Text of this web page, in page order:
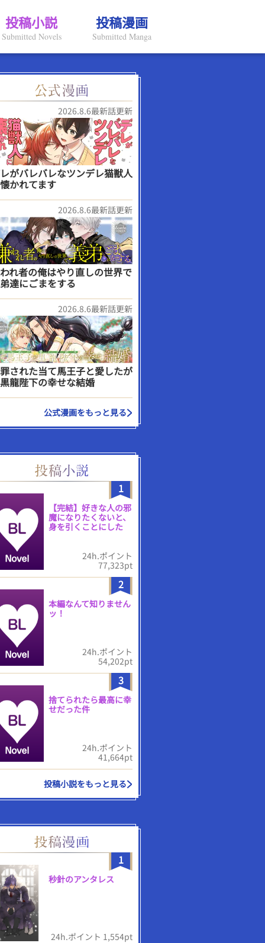
投稿小説
Submitted Novels
投稿漫画
Submitted Manga
2026.8.6最新話更新
がバレバレなツンデレ猫獣人
かれてます
2026.8.6最新話更新
れ者の俺はやり直しの世界で
達にごまをする
2026.8.6最新話更新
された当て馬王子と愛したが
龍陛下の幸せな結婚
公式漫画をもっと見る
1
【完結】好きな人の邪
魔になりたくないと、
身を引くことにした
24h.ポイント
77,323pt
2
本編なんて知りません
ッ！
24h.ポイント
54,202pt
3
捨てられたら最高に幸
せだった件
24h.ポイント
41,664pt
投稿小説をもっと見る
1
秒針のアンタレス
24h.ポイント 1,554pt